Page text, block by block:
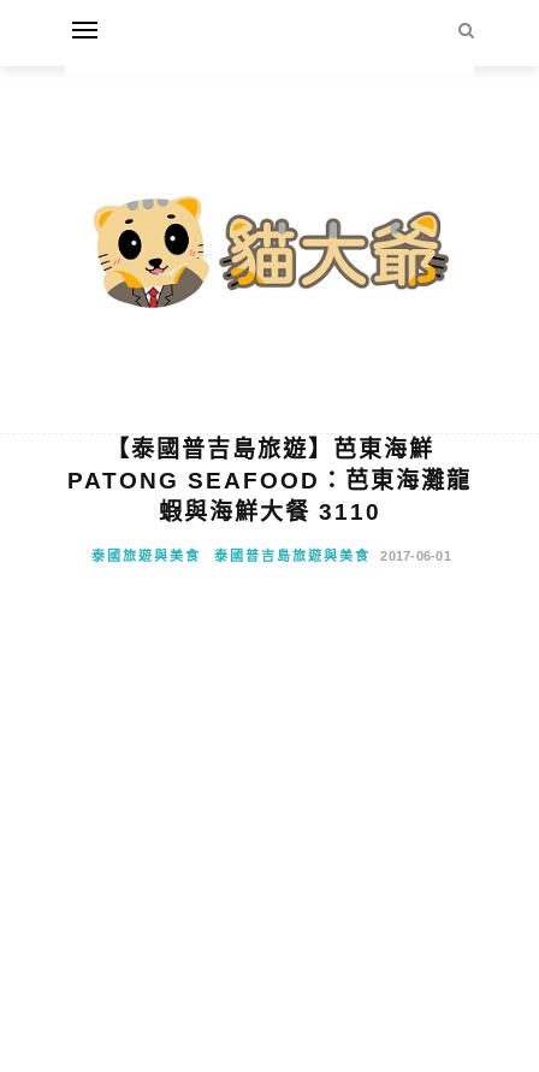
【泰國普吉島旅遊】芭東海鮮
PATONG SEAFOOD：芭東海灘龍
蝦與海鮮大餐 3110
泰國旅遊與美食 泰國普吉島旅遊與美食 2017-06-01